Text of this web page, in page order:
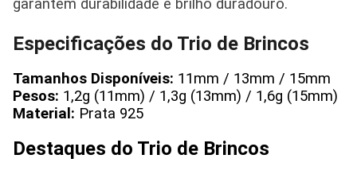
garantem durabilidade e brilho duradouro.
Especificações do Trio de Brincos
Tamanhos Disponíveis: 11mm / 13mm / 15mm
Pesos: 1,2g (11mm) / 1,3g (13mm) / 1,6g (15mm)
Material: Prata 925
Destaques do Trio de Brincos